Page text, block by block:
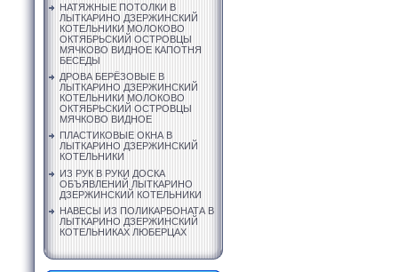
НАТЯЖНЫЕ ПОТОЛКИ В
ЛЫТКАРИНО ДЗЕРЖИНСКИЙ
КОТЕЛЬНИКИ МОЛОКОВО
ОКТЯБРЬСКИЙ ОСТРОВЦЫ
МЯЧКОВО ВИДНОЕ КАПОТНЯ
БЕСЕДЫ
ДРОВА БЕРЁЗОВЫЕ В
ЛЫТКАРИНО ДЗЕРЖИНСКИЙ
КОТЕЛЬНИКИ МОЛОКОВО
ОКТЯБРЬСКИЙ ОСТРОВЦЫ
МЯЧКОВО ВИДНОЕ
ПЛАСТИКОВЫЕ ОКНА В
ЛЫТКАРИНО ДЗЕРЖИНСКИЙ
КОТЕЛЬНИКИ
ИЗ РУК В РУКИ ДОСКА
ОБЪЯВЛЕНИЙ ЛЫТКАРИНО
ДЗЕРЖИНСКИЙ КОТЕЛЬНИКИ
НАВЕСЫ ИЗ ПОЛИКАРБОНАТА В
ЛЫТКАРИНО ДЗЕРЖИНСКИЙ
КОТЕЛЬНИКАХ ЛЮБЕРЦАХ